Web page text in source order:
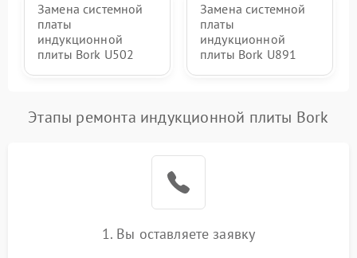
Замена системной
платы
индукционной
плиты Bork U502
Замена системной
платы
индукционной
плиты Bork U891
Этапы ремонта индукционной плиты Bork
1. Вы оставляете заявку